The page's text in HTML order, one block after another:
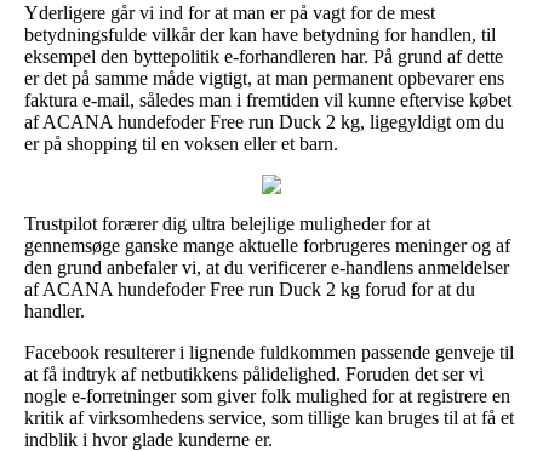
Yderligere går vi ind for at man er på vagt for de mest
betydningsfulde vilkår der kan have betydning for handlen, til
eksempel den byttepolitik e-forhandleren har. På grund af dette
er det på samme måde vigtigt, at man permanent opbevarer ens
faktura e-mail, således man i fremtiden vil kunne eftervise købet
af ACANA hundefoder Free run Duck 2 kg, ligegyldigt om du
er på shopping til en voksen eller et barn.
Trustpilot forærer dig ultra belejlige muligheder for at
gennemsøge ganske mange aktuelle forbrugeres meninger og af
den grund anbefaler vi, at du verificerer e-handlens anmeldelser
af ACANA hundefoder Free run Duck 2 kg forud for at du
handler.
Facebook resulterer i lignende fuldkommen passende genveje til
at få indtryk af netbutikkens pålidelighed. Foruden det ser vi
nogle e-forretninger som giver folk mulighed for at registrere en
kritik af virksomhedens service, som tillige kan bruges til at få et
indblik i hvor glade kunderne er.